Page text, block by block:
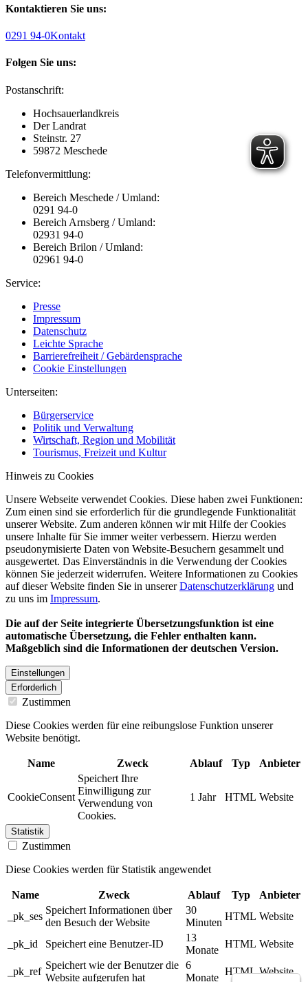
Kontaktieren Sie uns:
0291 94-0Kontakt
Folgen Sie uns:
Postanschrift:
Hochsauerlandkreis
Der Landrat
Steinstr. 27
59872 Meschede
Telefonvermittlung:
Bereich Meschede / Umland:
0291 94-0
Bereich Arnsberg / Umland:
02931 94-0
Bereich Brilon / Umland:
02961 94-0
Service:
Presse
Impressum
Datenschutz
Leichte Sprache
Barrierefreiheit / Gebärdensprache
Cookie Einstellungen
Unterseiten:
Bürgerservice
Politik und Verwaltung
Wirtschaft, Region und Mobilität
Tourismus, Freizeit und Kultur
Hinweis zu Cookies
Unsere Webseite verwendet Cookies. Diese haben zwei Funktionen:
Zum einen sind sie erforderlich für die grundlegende Funktionalität
unserer Website. Zum anderen können wir mit Hilfe der Cookies
unsere Inhalte für Sie immer weiter verbessern. Hierzu werden
pseudonymisierte Daten von Website-Besuchern gesammelt und
ausgewertet. Das Einverständnis in die Verwendung der Cookies
können Sie jederzeit widerrufen. Weitere Informationen zu Cookies
auf dieser Website finden Sie in unsererDatenschutzerklärung und
zu uns im Impressum.
Die auf der Seite integrierte Übersetzungsfunktion ist eine
automatische Übersetzung, die Fehler enthalten kann.
Maßgeblich sind die Informationen der deutschen Version.
Einstellungen
Erforderlich
Zustimmen
Diese Cookies werden für eine reibungslose Funktion unserer
Website benötigt.
Name Zweck Ablauf Typ Anbieter
CookieConsent
Speichert Ihre
Einwilligung zur
Verwendung von
Cookies.
1 Jahr HTML Website
Statistik
Zustimmen
Diese Cookies werden für Statistik angewendet
Name Zweck Ablauf Typ
Anbieter
_pk_ses
Speichert Informationen über
den Besuch der Website
30
Minuten
HTML Website
_pk_id Speichert eine Benutzer-ID
13
Monate
HTML Website
_pk_ref
Speichert wie der Benutzer die
Website aufgerufen hat
6
Monate
HTML Website